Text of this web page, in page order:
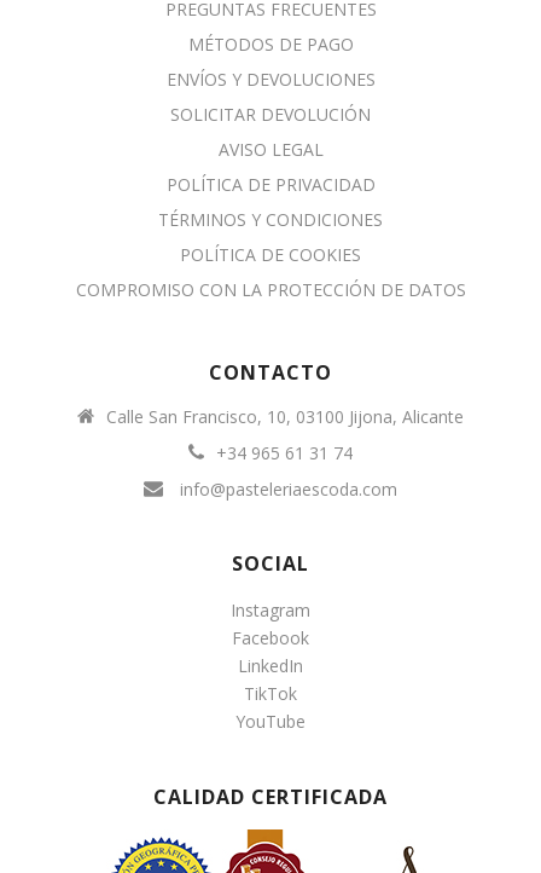
PREGUNTAS FRECUENTES
MÉTODOS DE PAGO
ENVÍOS Y DEVOLUCIONES
SOLICITAR DEVOLUCIÓN
AVISO LEGAL
POLÍTICA DE PRIVACIDAD
TÉRMINOS Y CONDICIONES
POLÍTICA DE COOKIES
COMPROMISO CON LA PROTECCIÓN DE DATOS
CONTACTO
Calle San Francisco, 10, 03100 Jijona, Alicante
+34 965 61 31 74
info@pasteleriaescoda.com
SOCIAL
Instagram
Facebook
LinkedIn
TikTok
YouTube
CALIDAD CERTIFICADA